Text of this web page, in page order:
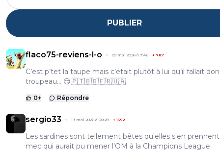
PUBLIER
flaco75-reviens-l-o 20 mai 2026 à 7:46 + 787
C’est p’tet la taupe mais c’était plutôt à lui qu’il fallait
troupeau… 😏🇵🇹🇧🇷🇫🇷🇺🇦
0+ Répondre
sergio33 19 mai 2026 à 00:28 +1592
Les sardines sont tellement bêtes qu'elles s'en
mec qui aurait pu mener l'OM à la Champions League.